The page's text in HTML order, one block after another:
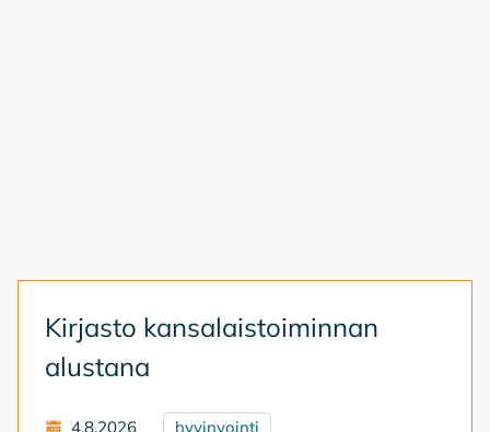
Kir­jas­to kan­sa­lais­toi­min­nan
alus­ta­na
4.8.2026 hyvinvointi